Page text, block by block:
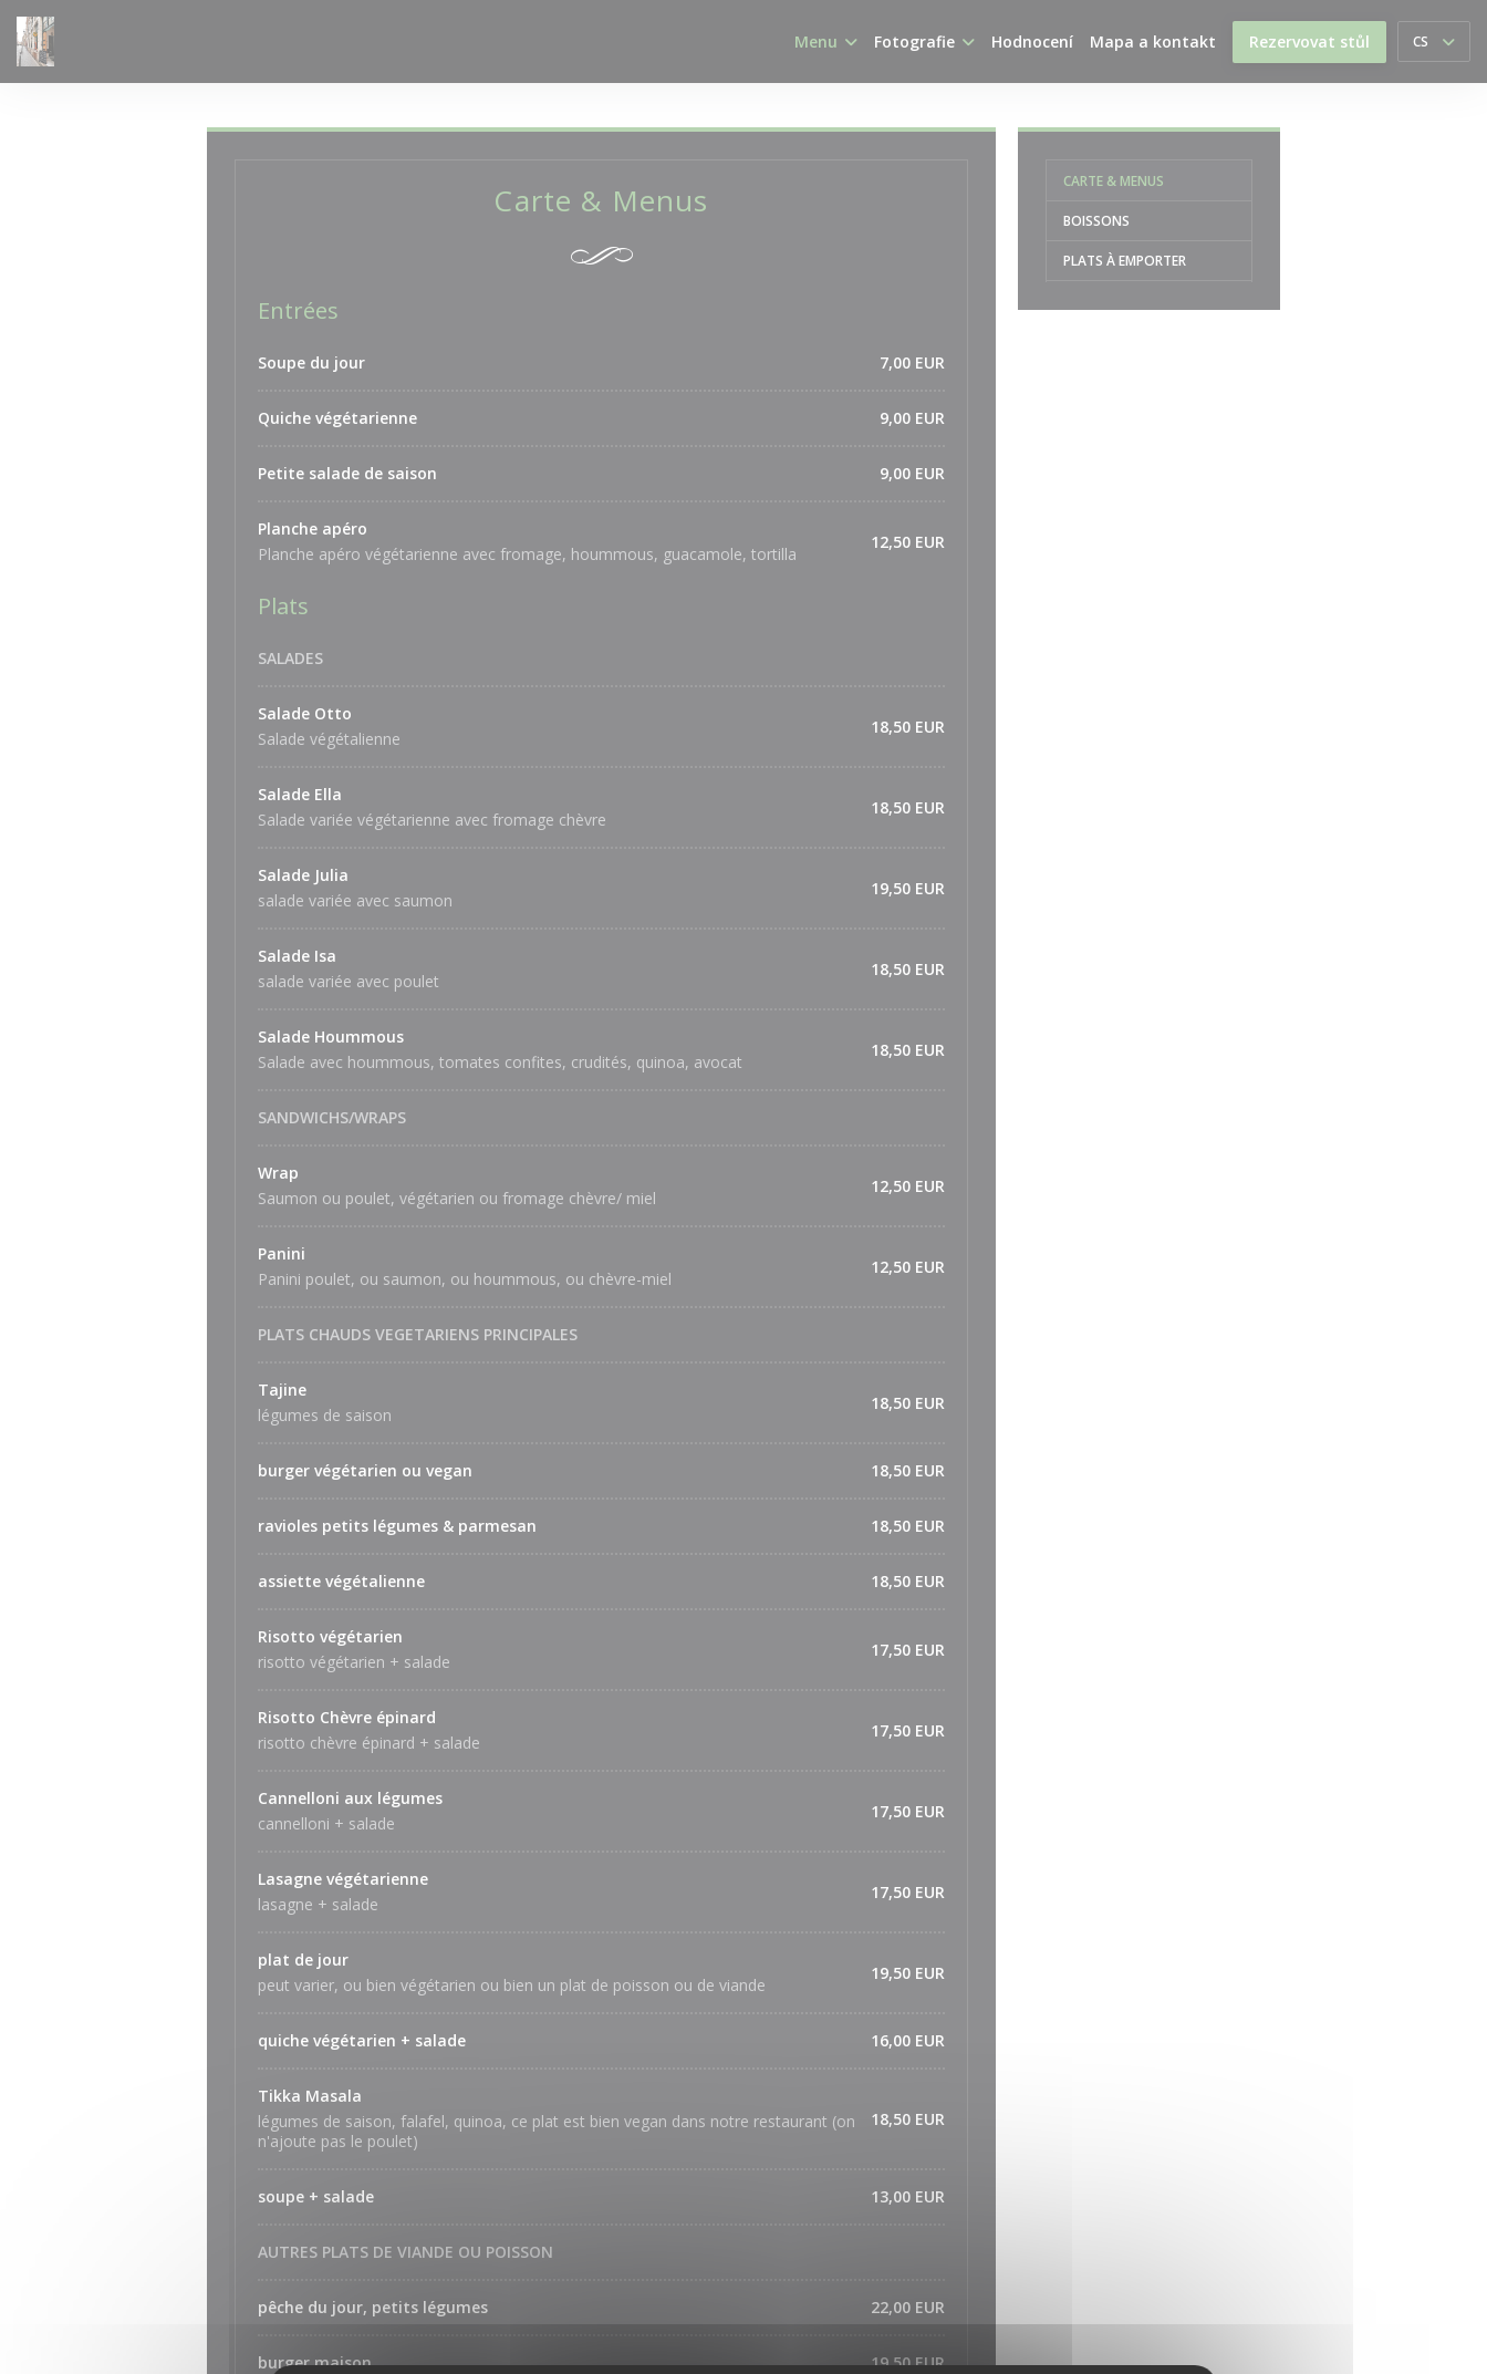
Panel pro správu cookies
Menu Fotografie Hodnocení Mapa a kontakt Rezervovat stůl CS
Carte & Menus
Entrées
Soupe du jour 7,00 EUR
Quiche végétarienne 9,00 EUR
Petite salade de saison 9,00 EUR
Planche apéro
Planche apéro végétarienne avec fromage, hoummous, guacamole, tortilla
12,50 EUR
Plats
SALADES
Salade Otto
Salade végétalienne
18,50 EUR
Salade Ella
Salade variée végétarienne avec fromage chèvre
18,50 EUR
Salade Julia
salade variée avec saumon
19,50 EUR
Salade Isa
salade variée avec poulet
18,50 EUR
Salade Hoummous
Salade avec hoummous, tomates confites, crudités, quinoa, avocat
18,50 EUR
SANDWICHS/WRAPS
Wrap
Saumon ou poulet, végétarien ou fromage chèvre/ miel
12,50 EUR
Panini
Panini poulet, ou saumon, ou hoummous, ou chèvre-miel
12,50 EUR
PLATS CHAUDS VEGETARIENS PRINCIPALES
Tajine
légumes de saison
18,50 EUR
burger végétarien ou vegan 18,50 EUR
ravioles petits légumes & parmesan 18,50 EUR
assiette végétalienne 18,50 EUR
Risotto végétarien
risotto végétarien + salade
17,50 EUR
Risotto Chèvre épinard
risotto chèvre épinard + salade
17,50 EUR
Cannelloni aux légumes
cannelloni + salade
17,50 EUR
Lasagne végétarienne
lasagne + salade
17,50 EUR
plat de jour
peut varier, ou bien végétarien ou bien un plat de poisson ou de viande
19,50 EUR
quiche végétarien + salade 16,00 EUR
Tikka Masala
légumes de saison, falafel, quinoa, ce plat est bien vegan dans notre restaurant (on
n'ajoute pas le poulet)
18,50 EUR
soupe + salade 13,00 EUR
AUTRES PLATS DE VIANDE OU POISSON
pêche du jour, petits légumes 22,00 EUR
burger maison 19,50 EUR
CARTE & MENUS
BOISSONS
PLATS À EMPORTER